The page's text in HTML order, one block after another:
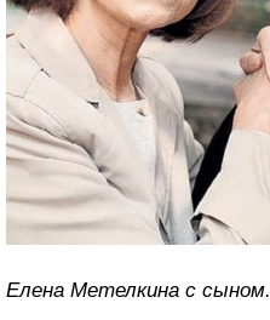
Елена Метелкина с сыном.